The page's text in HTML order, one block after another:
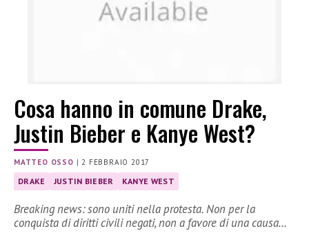
Cosa hanno in comune Drake,
Justin Bieber e Kanye West?
MATTEO OSSO | 2 FEBBRAIO 2017
DRAKE JUSTIN BIEBER KANYE WEST
Breaking news: sono uniti nella protesta. Non per la
conquista di diritti civili negati, non a favore di una causa…